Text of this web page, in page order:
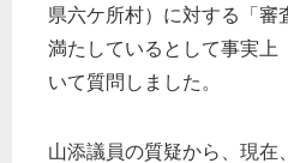
県六ケ所村）に対する「審
満たしているとして事実上
いて質問しました。
山添議員の質疑から、現在